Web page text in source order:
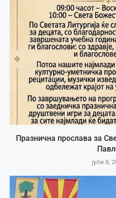
Празнична прослава за
јули 8,